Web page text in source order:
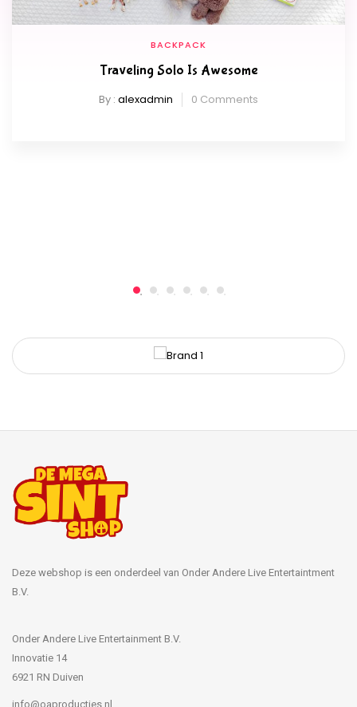
BACKPACK
Traveling Solo Is Awesome
By : alexadmin 0 Comments
Deze webshop is een onderdeel van Onder Andere Live Entertaintment
B.V.
Onder Andere Live Entertainment B.V.
Innovatie 14
6921 RN Duiven
info@oaproducties.nl